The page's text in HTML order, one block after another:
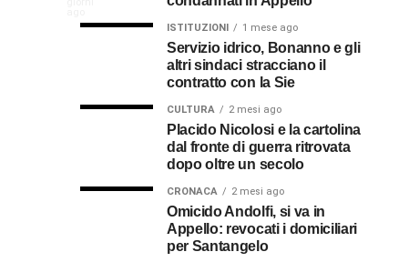
Calabria
premio
al
sacerdote
Vincenzo
per
della
ISTITUZIONI 1 mese ago
Servizio idrico, Bonanno e gli
altri sindaci stracciano il
contratto con la Sie
CULTURA 2 mesi ago
Placido Nicolosi e la cartolina
dal fronte di guerra ritrovata
dopo oltre un secolo
CRONACA 2 mesi ago
Omicido Andolfi, si va in
Appello: revocati i domiciliari
per Santangelo